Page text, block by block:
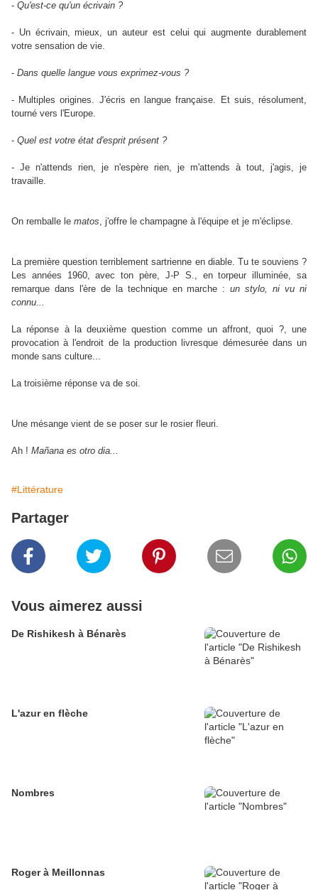
- Qu'est-ce qu'un écrivain ?
- Un écrivain, mieux, un auteur est celui qui augmente durablement
votre sensation de vie.
- Dans quelle langue vous exprimez-vous ?
- Multiples origines. J'écris en langue française. Et suis, résolument,
tourné vers l'Europe.
- Quel est votre état d'esprit présent ?
- Je n'attends rien, je n'espère rien, je m'attends à tout, j'agis, je
travaille.
On remballe le matos, j'offre le champagne à l'équipe et je m'éclipse.
La première question terriblement sartrienne en diable. Tu te souviens ?
Les années 1960, avec ton père, J-P S., en torpeur illuminée, sa
remarque dans l'ère de la technique en marche :un stylo, ni vu ni
connu...
La réponse à la deuxième question comme un affront, quoi ?, une
provocation à l'endroit de la production livresque démesurée dans un
monde sans culture...
La troisième réponse va de soi.
Une mésange vient de se poser sur le rosier fleuri.
Ah ! Mañana es otro dia...
#Littérature
Partager
Vous aimerez aussi
De Rishikesh à Bénarès
L'azur en flèche
Nombres
Roger à Meillonnas